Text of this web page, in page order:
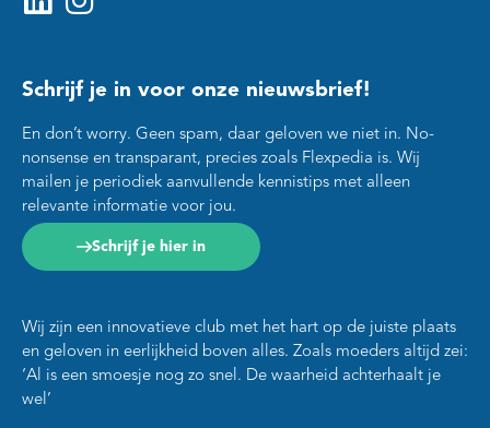
Schrijf je in voor onze nieuwsbrief!
En don’t worry. Geen spam, daar geloven we niet in. No-
nonsense en transparant, precies zoals Flexpedia is. Wij
mailen je periodiek aanvullende kennistips met alleen
relevante informatie voor jou.
Schrijf je hier in
Wij zijn een innovatieve club met het hart op de juiste plaats
en geloven in eerlijkheid boven alles. Zoals moeders altijd zei:
‘Al is een smoesje nog zo snel. De waarheid achterhaalt je
wel’